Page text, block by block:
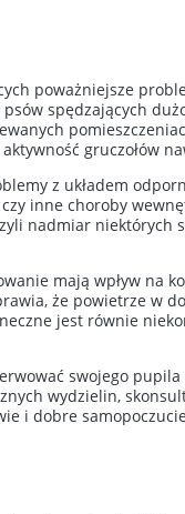
poważniejsze
spędzających
gruczołów
z układem
inne choroby
nadmiar niektórych
mają wpływ na
że powietrze w
jest równie
swojego
wydzielin,
i dobre